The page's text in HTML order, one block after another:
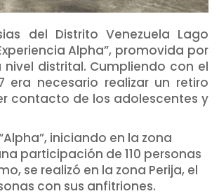
del Distrito Venezuela Lago
Alpha”, promovida por
distrital. Cumpliendo con el
necesario realizar un retiro
contacto de los adolescentes y
iniciando en la zona
participación de 110 personas
se realizó en la zona Perija, el
con sus anfitriones.